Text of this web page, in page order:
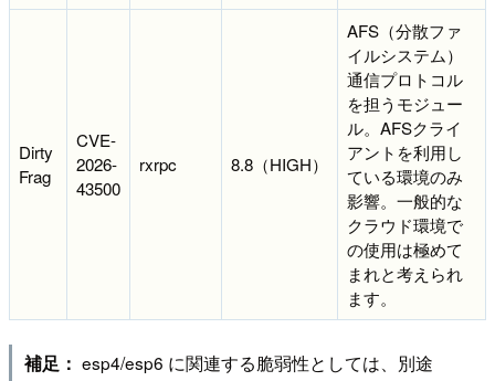
Dirty
Frag
CVE-
2026-
43500
rxrpc 8.8（HIGH）
AFS（分散ファ
イルシステム）
通信プロトコル
を担うモジュー
ル。AFSクライ
アントを利用し
ている環境のみ
影響。一般的な
クラウド環境で
の使用は極めて
まれと考えられ
ます。
補足： esp4/esp6 に関連する脆弱性としては、別途